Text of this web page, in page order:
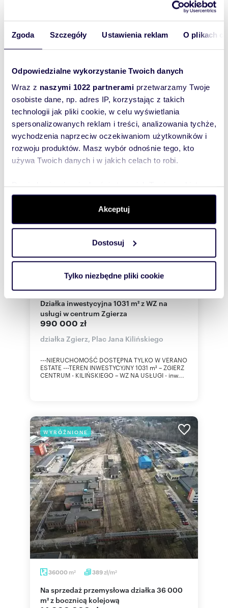
Zgoda Szczegóły Ustawienia reklam O plikach
Odpowiedzialne wykorzystanie Twoich danych
Wraz z naszymi 1022 partnerami przetwarzamy Twoje
osobiste dane, np. adres IP, korzystając z takich
technologii jak pliki cookie, w celu wyświetlania
spersonalizowanych reklam i treści, analizowania tychże,
wychodzenia naprzeciw oczekiwaniom użytkowników i
rozwoju produktów. Masz wybór odnośnie tego, kto
używa Twoich danych i w jakich celach to robi.
dane są przetwarzane oraz ustaw własne preferencje w
. W Deklaracji plików cookie możesz
zmienić lub wycofać swoją zgodę w dowolnej chwili.
Wykorzystujemy pliki cookie do spersonalizowania treści
i reklam, aby oferować funkcje społecznościowe i
korzystasz z naszej witryny, udostępniamy partnerom
Partnerzy mogą połączyć te informacje z innymi danymi
otrzymanymi od Ciebie lub uzyskanymi podczas
Akceptuj
Dostosuj
Tylko niezbędne pliki cookie
Rozwiń opis
Powierzchni
3 011 m2
Lokalizacja: województwo:łódzkiepowiat:
Zgierskigmina:Zgierz
miejscowość:Kębliny
Podobne oferty w tej lokalizacji
WYRÓŻNIONE
Działka inwestycyjna 1031 m² z WZ na
usługi w centrum Zgierza
990 000 zł
działka Zgierz, Plac Jana Kilińskiego
---NIERUCHOMOŚĆ DOSTĘPNA TYLKO W VERANO
ESTATE ---TEREN INWESTYCYJNY 1031 m² – ZGIERZ
CENTRUM - KILIŃSKIEGO – WZ NA USŁUGI - inw...
WYRÓŻNIONE
36000 m2 389zł/m2
Na sprzedaż przemysłowa działka 36 000
m² z bocznicą kolejową